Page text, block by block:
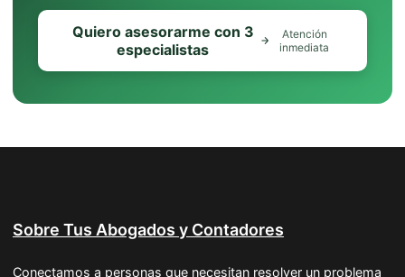
Quiero asesorarme con 3
especialistas
Atención
inmediata
Sobre Tus Abogados y Contadores
Conectamos a personas que necesitan resolver un problema